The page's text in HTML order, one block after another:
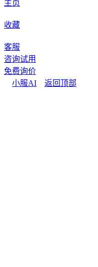
主页
收藏
客服
咨询试用
免费询价
小服AI
返回顶部